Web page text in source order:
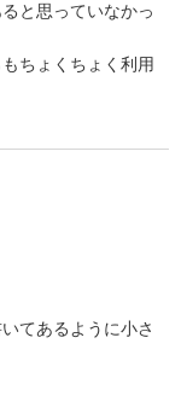
と思っていなかっ
ちょくちょく利用
てあるように小さ